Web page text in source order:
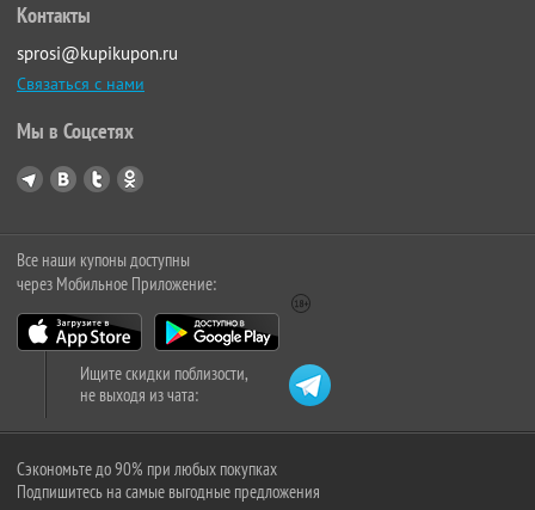
Контакты
sprosi@kupikupon.ru
Связаться с нами
Мы в Соцсетях
Все наши купоны доступны
через Мобильное Приложение:
Ищите скидки поблизости,
не выходя из чата:
Сэкономьте до 90% при любых покупках
Подпишитесь на самые выгодные предложения